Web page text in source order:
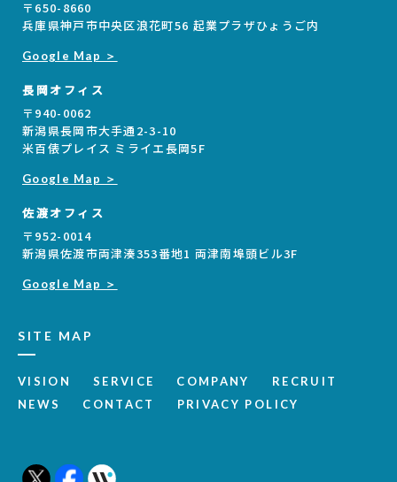
〒650-8660
兵庫県神戸市中央区浪花町56 起業プラザひょうご内
Google Map ＞
長岡オフィス
〒940-0062
新潟県長岡市大手通2-3-10
米百俵プレイス ミライエ長岡5F
Google Map ＞
佐渡オフィス
〒952-0014
新潟県佐渡市両津湊353番地1 両津南埠頭ビル3F
Google Map ＞
SITE MAP
VISION SERVICE COMPANY
RECRUIT
NEWS
CONTACT PRIVACY POLICY